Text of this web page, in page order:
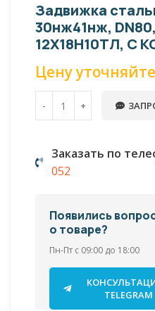
Задвижка
30нж41нж,
12Х18Н10ТЛ, С
Цену
Заказать по
052
Появились
о товаре?
Пн-Пт с 09:00 до 18:00
TELEGRAM